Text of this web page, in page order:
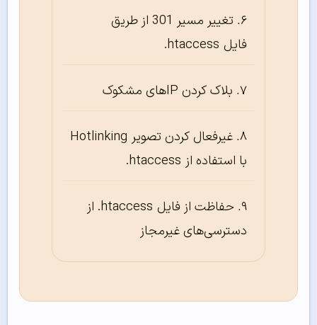
تغییر مسیر 301 از طریق
فایل htaccess.
بلاک کردن IPهای مشکوک
غیرفعال کردن تصویر Hotlinking
با استفاده از htaccess.
حفاظت از فایل htaccess. از
دسترسی‌‌‌‌‌های غیرمجاز